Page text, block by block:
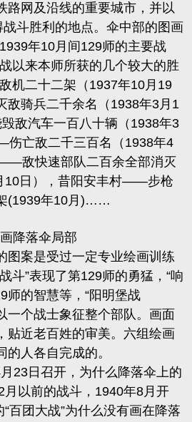
路网及沿线的重要城市，并以
斗胜利的地点。伞中部的图画
年10月间129师的主要战
以来本师所获的几个较大的胜
机二十二架（1937年10月19
骑兵二千余名（1938年3月1
敌汽车一百八十辆（1938年3
亡敌二千三百名（1938年4
敌快速部队二百余全部消灭
10日），昔阳安丰村——步枪
(1939年10月)……
降落伞局部
图案是受过一定专业绘画训练
斗”表现了第129师的勇猛，“响
师的智慧等，“阳明堡战
一个战士象征整个部队。画面
贴近老百姓的审美。六组绘画
人各自完成的。
23日召开，为什么降落伞上的
月以前的战斗，1940年8月开
百团大战”为什么没有画在降落